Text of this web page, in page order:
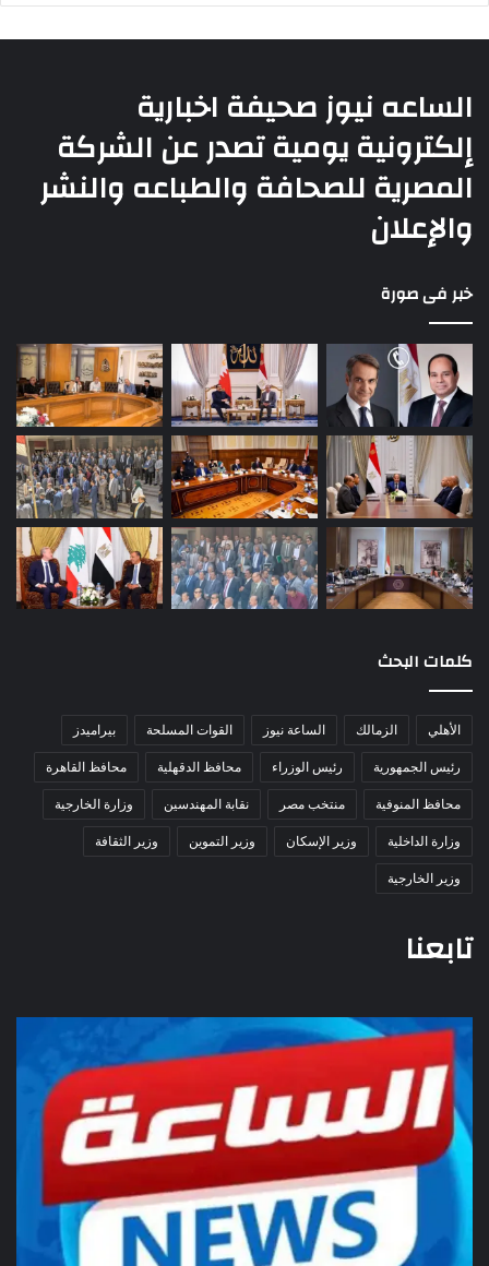
الساعه نيوز صحيفة اخبارية
إلكترونية يومية تصدر عن الشركة
المصرية للصحافة والطباعه والنشر
والإعلان
خبر فى صورة
كلمات البحث
الأهلي الزمالك الساعة نيوز القوات المسلحة
بيراميدز
رئيس الجمهورية
رئيس الوزراء محافظ الدقهلية
محافظ القاهرة
محافظ المنوفية
منتخب مصر نقابة المهندسين
وزارة الخارجية
وزارة الداخلية
وزير الإسكان وزير التموين
وزير الثقافة
وزير الخارجية
تابعنا